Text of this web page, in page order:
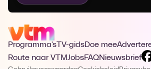
Programma's TV-gidsDoe mee
Route naar VTMJobsFAQNieuwsbrief